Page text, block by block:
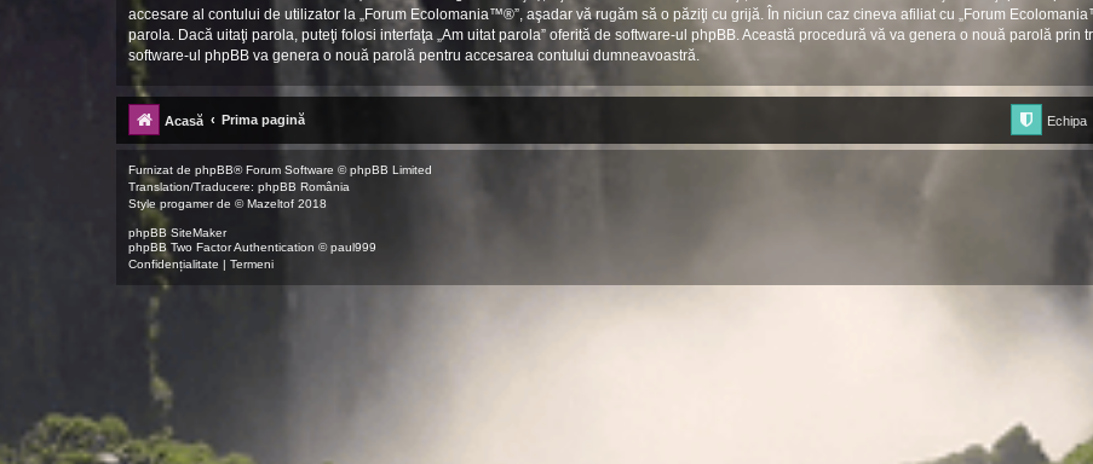
accesare al contului de utilizator la „Forum Ecolomania™®”, aşadar vă rugăm să o păziţi cu grijă. În niciun caz cineva afiliat cu „Forum
parola. Dacă uitaţi parola, puteţi folosi interfaţa „Am uitat parola” oferită de software-ul phpBB. Această procedură vă va genera o nouă parolă
software-ul phpBB va genera o nouă parolă pentru accesarea contului dumneavoastră.
Acasă Prima pagină Echipa
Furnizat de phpBB® Forum Software © phpBB Limited
Translation/Traducere: phpBB România
Style progamerde ©Mazeltof 2018
phpBB SiteMaker
phpBB Two Factor Authentication ©paul999
Confidențialitate | Termeni